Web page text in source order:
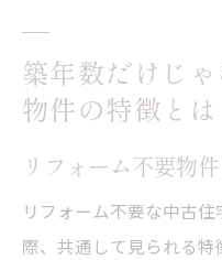
築年数だけじ
物件の特徴とは
リフォーム不要物
リフォーム不要な中古
際、共通して見られる